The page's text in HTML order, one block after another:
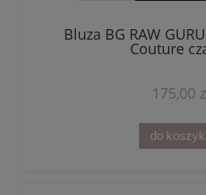
Bluza BG RAW
Couture
175,00
do